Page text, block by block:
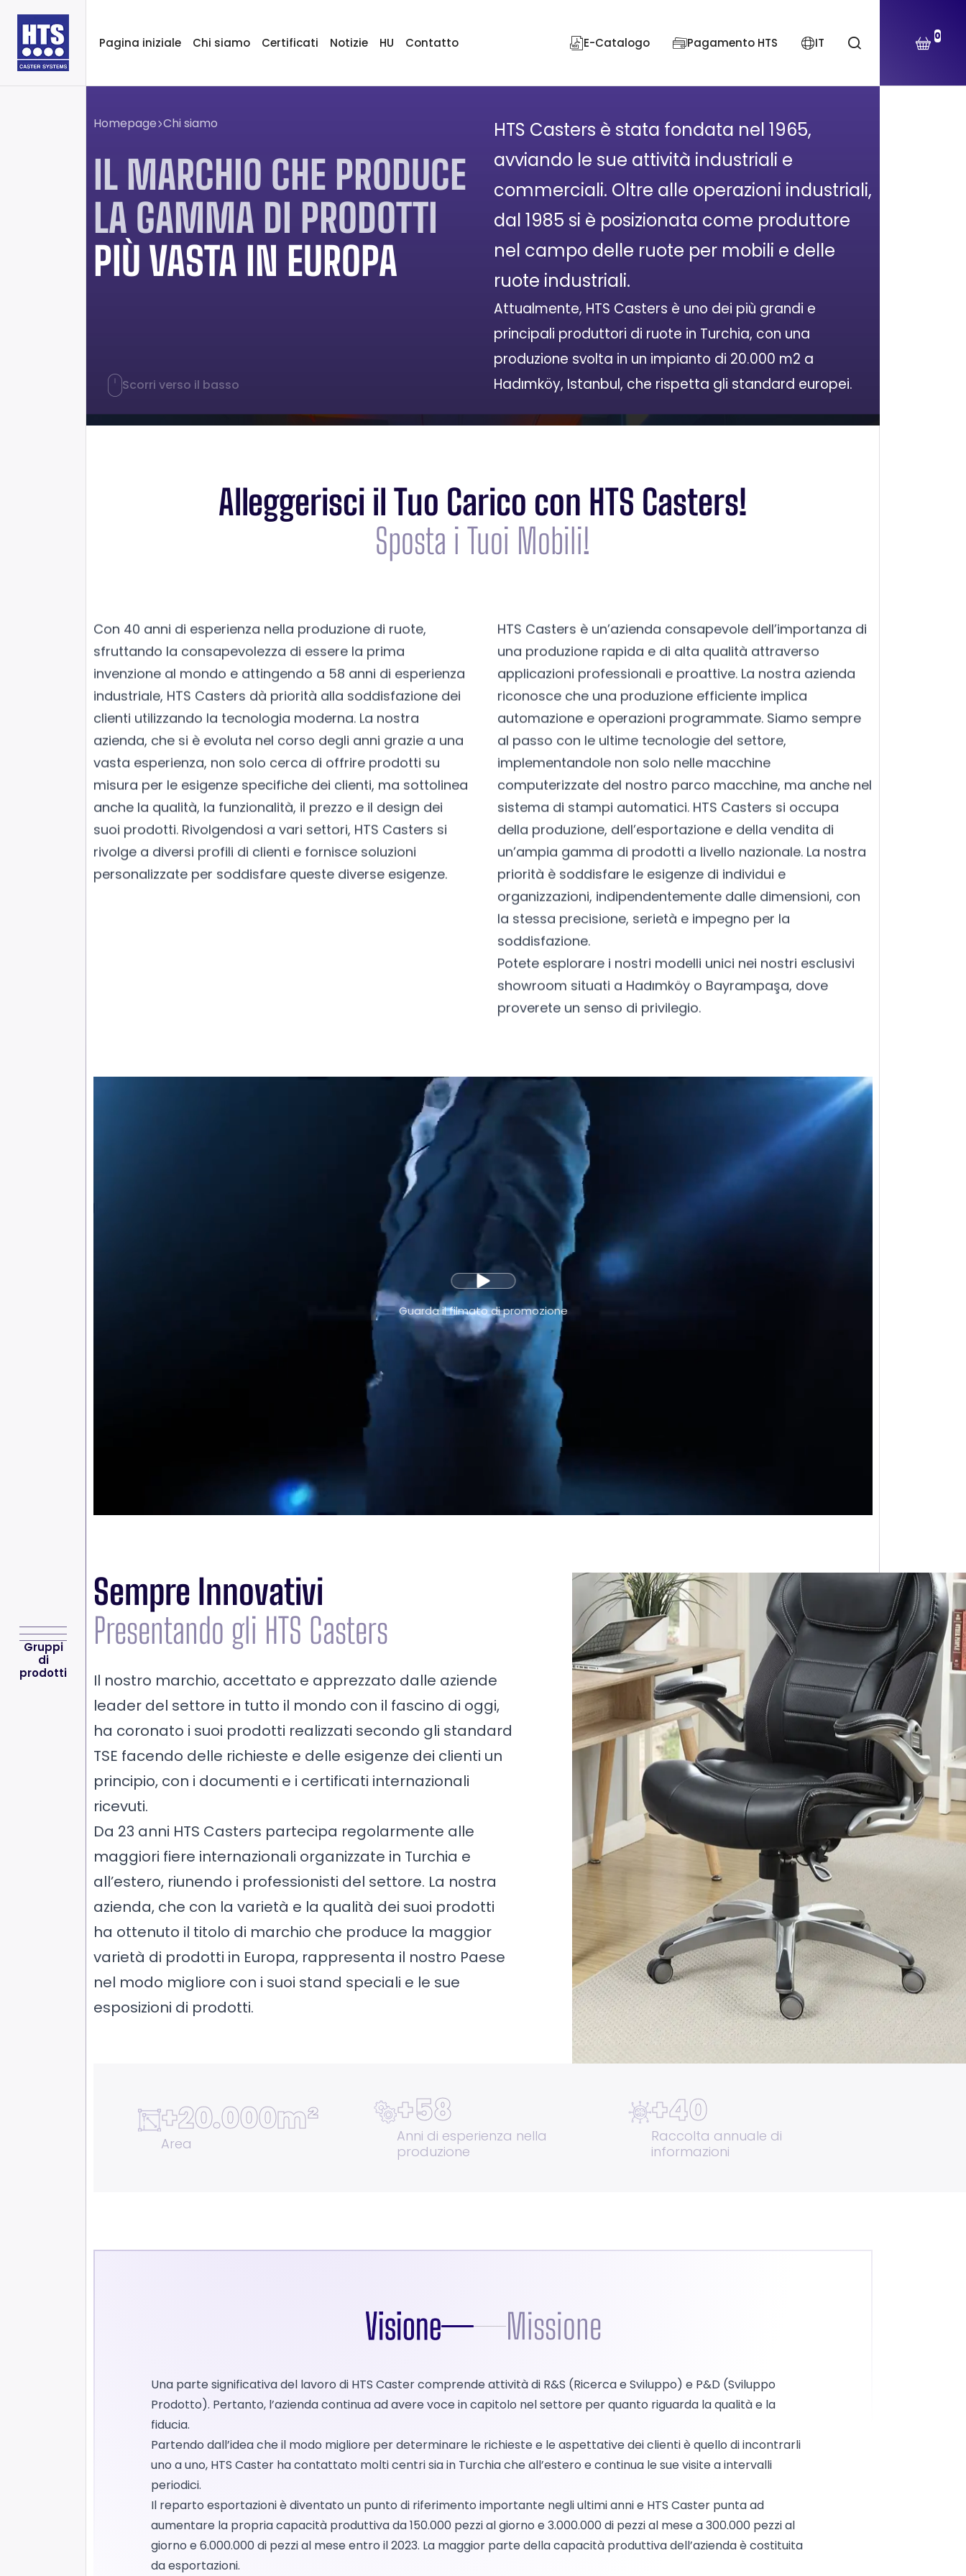
Pagina iniziale Chi siamo Certificati Notizie HU Contatto E-Catalogo Pagamento HTS IT 0
Gruppi
di
prodotti
Homepage Chi siamo
IL MARCHIO CHE PRODUCE
LA GAMMA DI PRODOTTI
PIÙ VASTA IN EUROPA
HTS Casters è stata fondata nel 1965,
avviando le sue attività industriali e
commerciali. Oltre alle operazioni industriali,
dal 1985 si è posizionata come produttore
nel campo delle ruote per mobili e delle
ruote industriali.
Attualmente, HTS Casters è uno dei più grandi e
principali produttori di ruote in Turchia, con una
produzione svolta in un impianto di 20.000 m2 a
Hadımköy, Istanbul, che rispetta gli standard europei.
Scorri verso il basso
Alleggerisci il Tuo Carico con HTS Casters!
Sposta i Tuoi Mobili!
Con 40 anni di esperienza nella produzione di ruote,
sfruttando la consapevolezza di essere la prima
invenzione al mondo e attingendo a 58 anni di esperienza
industriale, HTS Casters dà priorità alla soddisfazione dei
clienti utilizzando la tecnologia moderna. La nostra
azienda, che si è evoluta nel corso degli anni grazie a una
vasta esperienza, non solo cerca di offrire prodotti su
misura per le esigenze specifiche dei clienti, ma sottolinea
anche la qualità, la funzionalità, il prezzo e il design dei
suoi prodotti. Rivolgendosi a vari settori, HTS Casters si
rivolge a diversi profili di clienti e fornisce soluzioni
personalizzate per soddisfare queste diverse esigenze.
HTS Casters è un’azienda consapevole dell’importanza di
una produzione rapida e di alta qualità attraverso
applicazioni professionali e proattive. La nostra azienda
riconosce che una produzione efficiente implica
automazione e operazioni programmate. Siamo sempre
al passo con le ultime tecnologie del settore,
implementandole non solo nelle macchine
computerizzate del nostro parco macchine, ma anche nel
sistema di stampi automatici. HTS Casters si occupa
della produzione, dell’esportazione e della vendita di
un’ampia gamma di prodotti a livello nazionale. La nostra
priorità è soddisfare le esigenze di individui e
organizzazioni, indipendentemente dalle dimensioni, con
la stessa precisione, serietà e impegno per la
soddisfazione.
Potete esplorare i nostri modelli unici nei nostri esclusivi
showroom situati a Hadımköy o Bayrampaşa, dove
proverete un senso di privilegio.
Guarda il filmato di promozione
Sempre Innovativi
Presentando gli HTS Casters
Il nostro marchio, accettato e apprezzato dalle aziende
leader del settore in tutto il mondo con il fascino di oggi,
ha coronato i suoi prodotti realizzati secondo gli standard
TSE facendo delle richieste e delle esigenze dei clienti un
principio, con i documenti e i certificati internazionali
ricevuti.
Da 23 anni HTS Casters partecipa regolarmente alle
maggiori fiere internazionali organizzate in Turchia e
all’estero, riunendo i professionisti del settore. La nostra
azienda, che con la varietà e la qualità dei suoi prodotti
ha ottenuto il titolo di marchio che produce la maggior
varietà di prodotti in Europa, rappresenta il nostro Paese
nel modo migliore con i suoi stand speciali e le sue
esposizioni di prodotti.
+20.000m²
Area
+58
Anni di esperienza nella
produzione
+40
Raccolta annuale di
informazioni
Visione Missione
Una parte significativa del lavoro di HTS Caster comprende attività di R&S (Ricerca e Sviluppo) e P&D (Sviluppo
Prodotto). Pertanto, l’azienda continua ad avere voce in capitolo nel settore per quanto riguarda la qualità e la
fiducia.
Partendo dall’idea che il modo migliore per determinare le richieste e le aspettative dei clienti è quello di incontrarli
uno a uno, HTS Caster ha contattato molti centri sia in Turchia che all’estero e continua le sue visite a intervalli
periodici.
Il reparto esportazioni è diventato un punto di riferimento importante negli ultimi anni e HTS Caster punta ad
aumentare la propria capacità produttiva da 150.000 pezzi al giorno e 3.000.000 di pezzi al mese a 300.000 pezzi al
giorno e 6.000.000 di pezzi al mese entro il 2023. La maggior parte della capacità produttiva dell’azienda è costituita
da esportazioni.